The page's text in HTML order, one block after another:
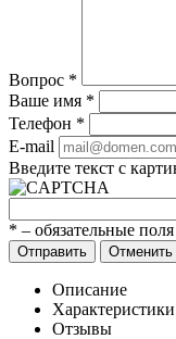
Вопрос *
Ваше имя *
Телефон *
E-mail
Введите текст с
* – обязательные поля
Отправить Отменить
Описание
Характеристики
Отзывы